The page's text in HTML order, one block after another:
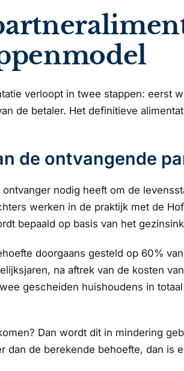
verloopt in twee stappen: eerst
de betaler. Het definitieve
de ontvangende
nodig heeft om de
werken in de praktijk met de
bepaald op basis van het
doorgaans gesteld op 60%
na aftrek van de kosten
gescheiden huishoudens in
Dan wordt dit in mindering
dan de berekende behoefte, dan is